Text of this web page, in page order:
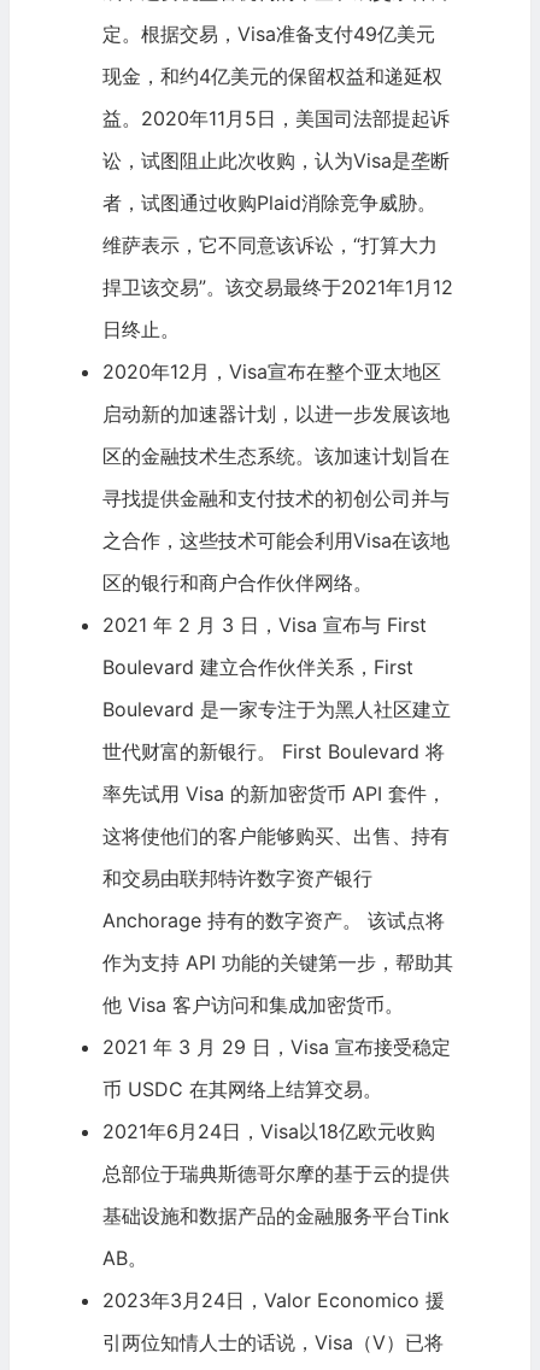
定。根据交易，Visa准备支付49亿美元
现金，和约4亿美元的保留权益和递延权
益。2020年11月5日，美国司法部提起诉
讼，试图阻止此次收购，认为Visa是垄断
者，试图通过收购Plaid消除竞争威胁。
维萨表示，它不同意该诉讼，“打算大力
捍卫该交易”。该交易最终于2021年1月12
日终止。
2020年12月，Visa宣布在整个亚太地区
启动新的加速器计划，以进一步发展该地
区的金融技术生态系统。该加速计划旨在
寻找提供金融和支付技术的初创公司并与
之合作，这些技术可能会利用Visa在该地
区的银行和商户合作伙伴网络。
2021 年 2 月 3 日，Visa 宣布与 First
Boulevard 建立合作伙伴关系，First
Boulevard 是一家专注于为黑人社区建立
世代财富的新银行。 First Boulevard 将
率先试用 Visa 的新加密货币 API 套件，
这将使他们的客户能够购买、出售、持有
和交易由联邦特许数字资产银行
Anchorage 持有的数字资产。 该试点将
作为支持 API 功能的关键第一步，帮助其
他 Visa 客户访问和集成加密货币。
2021 年 3 月 29 日，Visa 宣布接受稳定
币 USDC 在其网络上结算交易。
2021年6月24日，Visa以18亿欧元收购
总部位于瑞典斯德哥尔摩的基于云的提供
基础设施和数据产品的金融服务平台Tink
AB。
2023年3月24日，Valor Economico 援
引两位知情人士的话说，Visa（V）已将